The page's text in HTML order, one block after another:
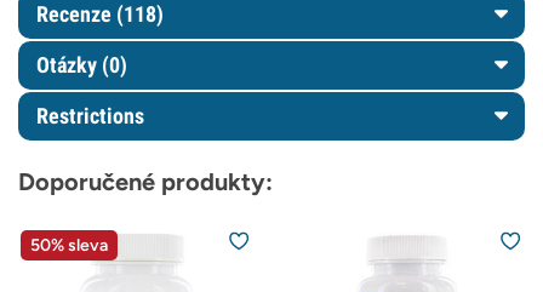
Recenze (118)
Otázky (0)
Restrictions
Doporučené produkty:
50% sleva